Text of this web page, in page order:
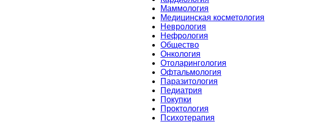
Маммология
Медицинская косметология
Неврология
Нефрология
Общество
Онкология
Отоларингология
Офтальмология
Паразитология
Педиатрия
Покупки
Проктология
Психотерапия